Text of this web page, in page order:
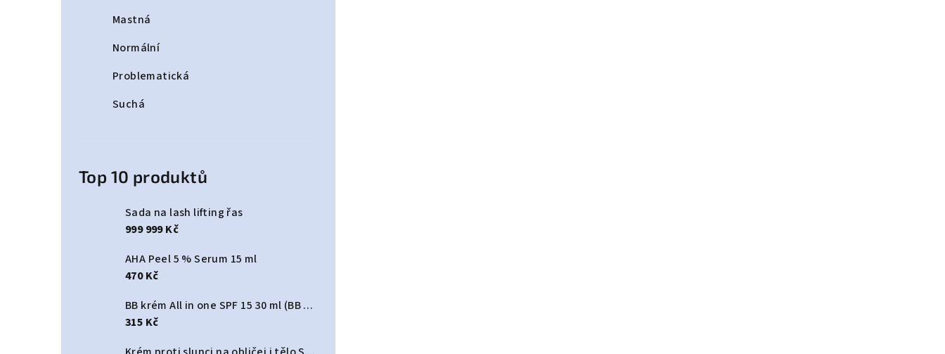
Mastná
Normální
Problematická
Suchá
Top 10 produktů
Sada na lash lifting řas
999 999 Kč
AHA Peel 5 % Serum 15 ml
470 Kč
BB krém All in one SPF 15 30 ml (BB cream All In One SPF 15)
315 Kč